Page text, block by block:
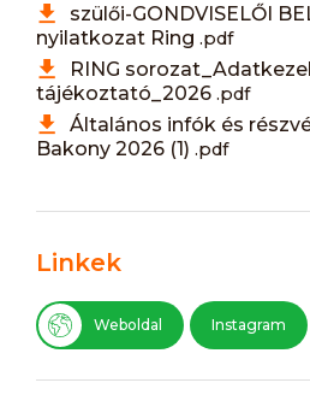
szülői-GONDVISELŐI
nyilatkozat Ring .pdf
RING
tájékoztató_2026 .pdf
Általános infók és
Bakony 2026 (1) .pdf
Linkek
Weboldal Instagram